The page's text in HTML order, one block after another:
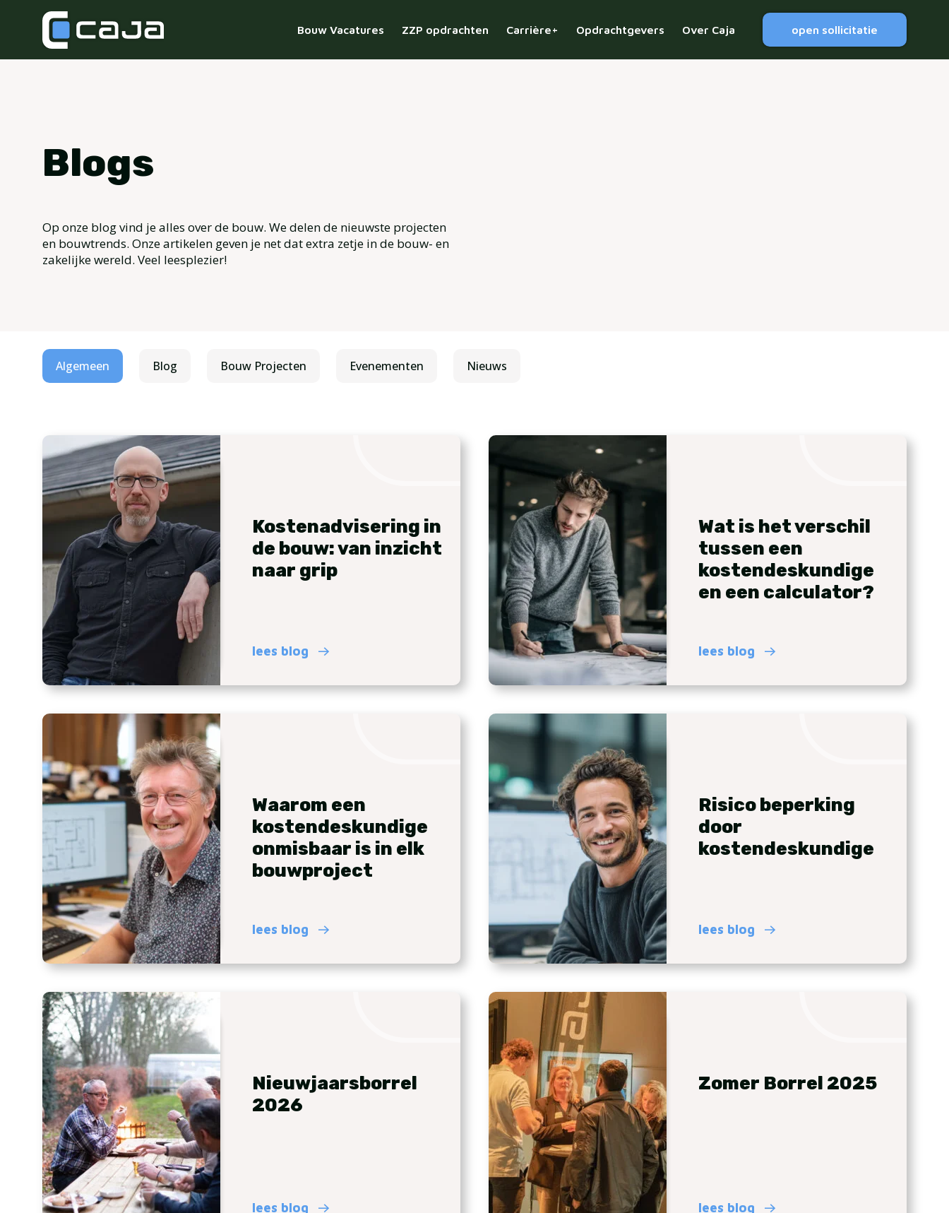
Bouw Vacatures ZZP opdrachten Carrière+ Opdrachtgevers Over Caja open sollicitatie
Blogs
Op onze blog vind je alles over de bouw. We delen de nieuwste projecten
en bouwtrends. Onze artikelen geven je net dat extra zetje in de bouw- en
zakelijke wereld. Veel leesplezier!
Algemeen Blog Bouw Projecten Evenementen Nieuws
Kostenadvisering in
de bouw: van inzicht
naar grip
lees blog
Wat is het verschil
tussen een
kostendeskundige
en een calculator?
lees blog
Waarom een
kostendeskundige
onmisbaar is in elk
bouwproject
lees blog
Risico beperking
door
kostendeskundige
lees blog
Nieuwjaarsborrel
2026
lees blog
Zomer Borrel 2025
lees blog